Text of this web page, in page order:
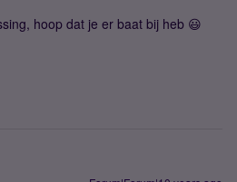
hoop dat je er baat bij heb 😃